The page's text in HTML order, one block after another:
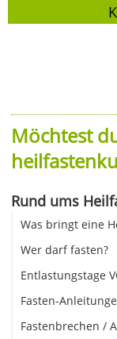
Möchtest
Rund ums
Was bringt eine
Wer darf fasten?
Entlastungstage
Fasten-
Fastenbrechen /